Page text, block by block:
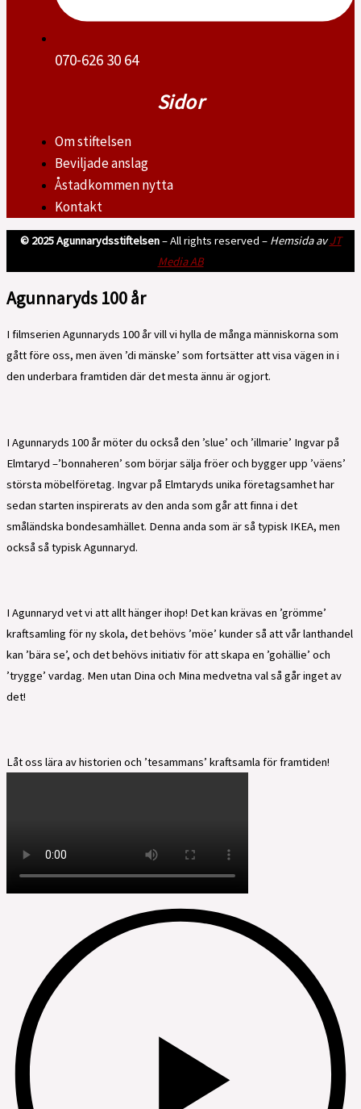
070-626 30 64
Sidor
Om stiftelsen
Beviljade anslag
Åstadkommen nytta
Kontakt
© 2025 Agunnarydsstiftelsen– All rights reserved – Hemsida avJT
Media AB
Agunnaryds 100 år
I filmserien Agunnaryds 100 år vill vi hylla de många människorna som
gått före oss, men även ’di mänske’ som fortsätter att visa vägen in i
den underbara framtiden där det mesta ännu är ogjort.
I Agunnaryds 100 år möter du också den ’slue’ och ’illmarie’ Ingvar på
Elmtaryd –’bonnaheren’ som börjar sälja fröer och bygger upp ’väens’
största möbelföretag. Ingvar på Elmtaryds unika företagsamhet har
sedan starten inspirerats av den anda som går att finna i det
småländska bondesamhället. Denna anda som är så typisk IKEA, men
också så typisk Agunnaryd.
I Agunnaryd vet vi att allt hänger ihop! Det kan krävas en ’grömme’
kraftsamling för ny skola, det behövs ’möe’ kunder så att vår lanthandel
kan ’bära se’, och det behövs initiativ för att skapa en ’gohällie’ och
’trygge’ vardag. Men utan Dina och Mina medvetna val så går inget av
det!
Låt oss lära av historien och ’tesammans’ kraftsamla för framtiden!